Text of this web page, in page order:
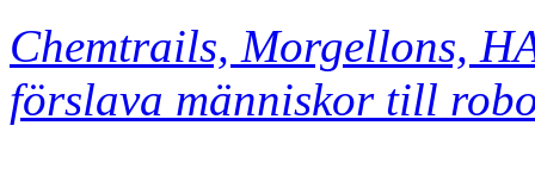
Chemtrails, Morgellons,
förslava människor till